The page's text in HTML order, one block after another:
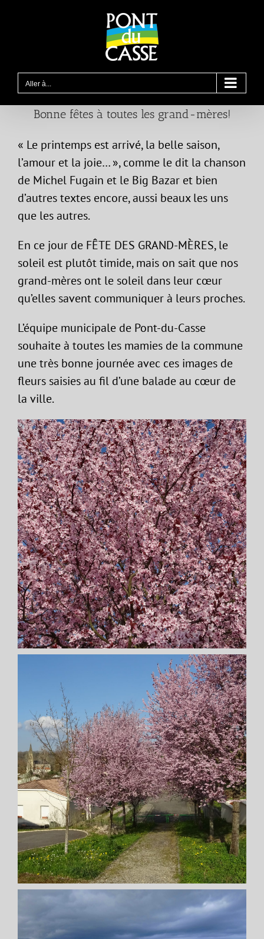
Aller à...
Bonne fêtes à toutes les grand-mères!
« Le printemps est arrivé, la belle saison,
l’amour et la joie… », comme le dit la chanson
de Michel Fugain et le Big Bazar et bien
d’autres textes encore, aussi beaux les uns
que les autres.
En ce jour de FÊTE DES GRAND-MÈRES, le
soleil est plutôt timide, mais on sait que nos
grand-mères ont le soleil dans leur cœur
qu’elles savent communiquer à leurs proches.
L’équipe municipale de Pont-du-Casse
souhaite à toutes les mamies de la commune
une très bonne journée avec ces images de
fleurs saisies au fil d’une balade au cœur de
la ville.